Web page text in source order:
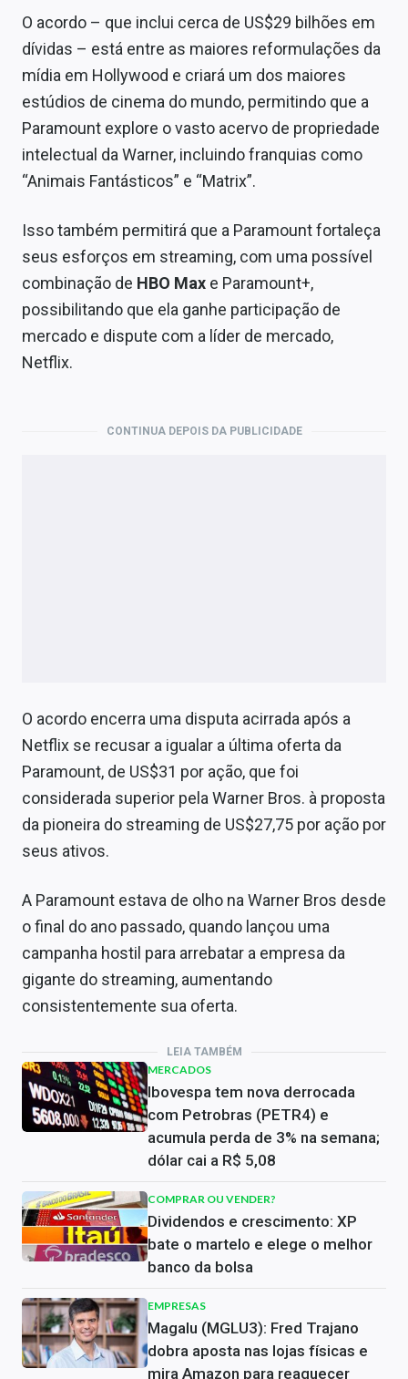
O acordo – que inclui cerca de US$29 bilhões em
dívidas – está entre as maiores reformulações da
mídia em Hollywood e criará um dos maiores
estúdios de cinema do mundo, permitindo que a
Paramount explore o vasto acervo de propriedade
intelectual da Warner, incluindo franquias como
“Animais Fantásticos” e “Matrix”.
Isso também permitirá que a Paramount fortaleça
seus esforços em streaming, com uma possível
combinação de HBO Max e Paramount+,
possibilitando que ela ganhe participação de
mercado e dispute com a líder de mercado,
Netflix.
CONTINUA DEPOIS DA PUBLICIDADE
O acordo encerra uma disputa acirrada após a
Netflix se recusar a igualar a última oferta da
Paramount, de US$31 por ação, que foi
considerada superior pela Warner Bros. à proposta
da pioneira do streaming de US$27,75 por ação por
seus ativos.
A Paramount estava de olho na Warner Bros desde
o final do ano passado, quando lançou uma
campanha hostil para arrebatar a empresa da
gigante do streaming, aumentando
consistentemente sua oferta.
LEIA TAMBÉM
MERCADOS
Ibovespa tem nova derrocada
com Petrobras (PETR4) e
acumula perda de 3% na semana;
dólar cai a R$ 5,08
COMPRAR OU VENDER?
Dividendos e crescimento: XP
bate o martelo e elege o melhor
banco da bolsa
EMPRESAS
Magalu (MGLU3): Fred Trajano
dobra aposta nas lojas físicas e
mira Amazon para reaquecer